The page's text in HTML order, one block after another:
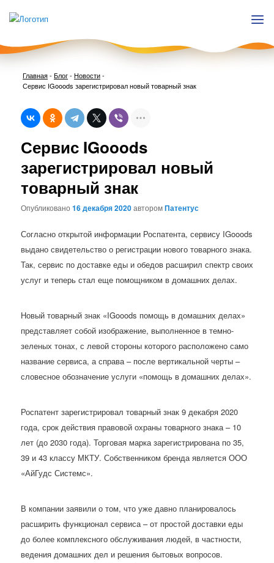
Главная-Блог- Новости-
Сервис IGooods зарегистрировал новый товарный знак
Сервис IGooods
зарегистрировал новый
товарный знак
Опубликовано16 декабря 2020авторомПатентус
Согласно открытой информации Роспатента, сервису IGooods
выдано свидетельство о регистрации нового товарного знака.
Так, сервис по доставке еды и обедов расширил спектр своих
услуг и теперь стал еще помощником в домашних делах.
Новый товарный знак «IGooods помощь в домашних делах»
представляет собой изображение, выполненное в темно-
зеленых тонах, с левой стороны которого расположено само
название сервиса, а справа – после вертикальной черты –
словесное обозначение услуги «помощь в домашних делах».
Роспатент зарегистрировал товарный знак 9 декабря 2020
года, срок действия правовой охраны товарного знака – 10
лет (до 2030 года). Торговая марка зарегистрирована по 35,
39 и 43 классу МКТУ. Собственником бренда является ООО
«АйГудс Системс».
В компании заявили о том, что уже давно планировалось
расширить функционал сервиса – от простой доставки еды
до более комплексного обслуживания людей, в частности,
ведения домашних дел и решения бытовых вопросов.